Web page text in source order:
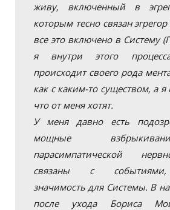
живу, включенный в
которым тесно связан
все это включено в Систему
я внутри этого
происходит своего рода
как с каким-то существом, а я
что от меня хотят.
У меня давно есть
мощные
парасимпатической
связаны с
значимость для Системы. В
после ухода Бориса